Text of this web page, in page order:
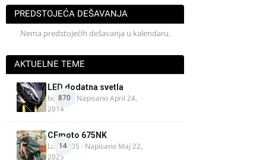
PREDSTOJEĆA DEŠAVANJA
Nema predstojećih dešavanja u kalendaru.
AKTUELNE TEME
870
LED dodatna svetla
boki.64 · NapisanoApril 24,
2014
14
CFmoto 675NK
Luka9905 · Napisano Maj 22,
2025